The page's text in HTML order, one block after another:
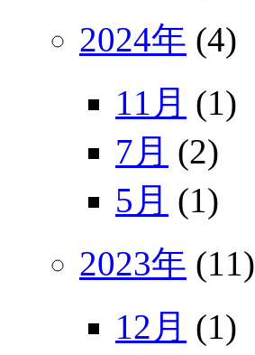
2024年 (4)
11月 (1)
7月 (2)
5月 (1)
2023年 (11)
12月 (1)